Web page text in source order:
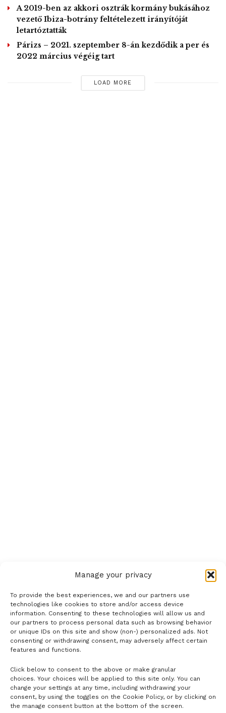
Manage your privacy
To provide the best experiences, we and our partners use
technologies like cookies to store and/or access device
information. Consenting to these technologies will allow us and
our partners to process personal data such as browsing behavior
or unique IDs on this site and show (non-) personalized ads. Not
consenting or withdrawing consent, may adversely affect certain
features and functions.
Click below to consent to the above or make granular
choices. Your choices will be applied to this site only. You can
change your settings at any time, including withdrawing your
consent, by using the toggles on the Cookie Policy, or by clicking on
the manage consent button at the bottom of the screen.
A 2019-ben az akkori osztrák kormány bukásához
vezető Ibiza-botrány feltételezett irányítóját
letartóztatták
Párizs – 2021. szeptember 8-án kezdődik a per és
2022 március végéig tart
LOAD MORE
- H I R D E T É S -